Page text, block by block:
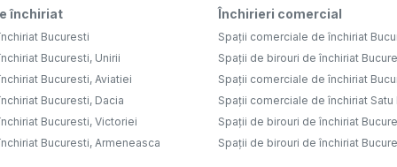
închiriat
Bucuresti
Bucuresti, Unirii
Bucuresti, Aviatiei
Bucuresti, Dacia
Bucuresti, Victoriei
Bucuresti, Armeneasca
Închirieri comercial
Spații comerciale de închiriat
Spații de birouri de închiriat
Spații comerciale de închiriat
Spații comerciale de închiriat Satu
Spații de birouri de închiriat
Spații de birouri de închiriat